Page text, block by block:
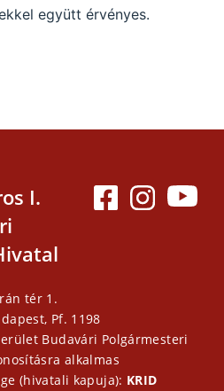
együtt érvényes.
I.
tér 1.
Pf. 1198
Budavári Polgármesteri
alkalmas
(hivatali kapuja): KRID